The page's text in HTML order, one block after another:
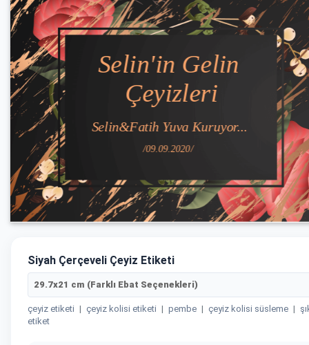
Siyah Çerçeveli Çeyiz Etiketi
29.7x21 cm (Farklı Ebat Seçenekleri)
çeyiz etiketi | çeyiz kolisi etiketi | pembe | çeyiz kolisi süsleme |
etiket